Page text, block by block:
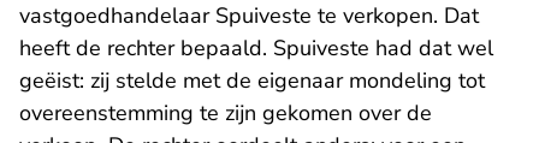
vastgoedhandelaar Spuiveste te verkopen. Dat
heeft de rechter bepaald. Spuiveste had dat wel
geëist: zij stelde met de eigenaar mondeling tot
overeenstemming te zijn gekomen over de